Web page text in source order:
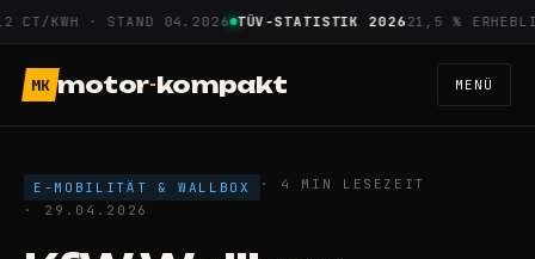
Zum
Inhalt
springen
KWH · STAND 04.2026 TÜV-STATISTIK 202621,5 % ERHEBLICHE
MK motor-kompakt MENÜ
E-MOBILITÄT & WALLBOX
· 4 MIN LESEZEIT
· 29.04.2026